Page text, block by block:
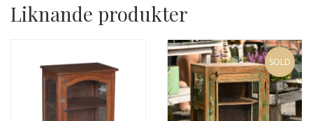
Liknande produkter
SOLD